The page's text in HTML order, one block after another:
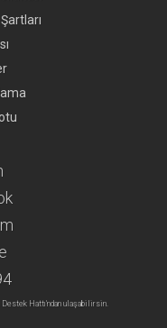
Hattı'ndan ulaşabilirsin.